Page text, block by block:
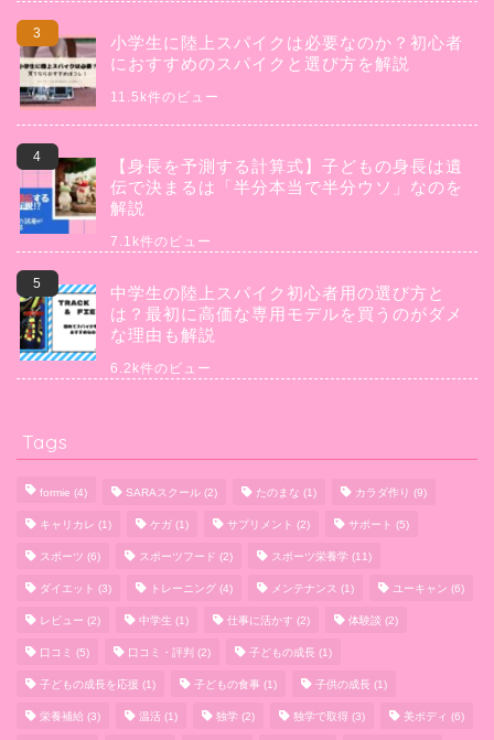
小学生に陸上スパイクは必要なのか？初心者
におすすめのスパイクと選び方を解説
11.5k件のビュー
【身長を予測する計算式】子どもの身長は遺
伝で決まるは「半分本当で半分ウソ」なのを
解説
7.1k件のビュー
中学生の陸上スパイク初心者用の選び方と
は？最初に高価な専用モデルを買うのがダメ
な理由も解説
6.2k件のビュー
Tags
formie (4) SARAスクール (2) たのまな (1) カラダ作り (9)
キャリカレ (1) ケガ (1) サプリメント (2) サポート (5)
スポーツ (6) スポーツフード (2) スポーツ栄養学 (11)
ダイエット (3) トレーニング (4) メンテナンス (1) ユーキャン (6)
レビュー (2) 中学生 (1) 仕事に活かす (2) 体験談 (2)
口コミ (5) 口コミ・評判 (2) 子どもの成長 (1)
子どもの成長を応援 (1) 子どもの食事 (1) 子供の成長 (1)
栄養補給 (3) 温活 (1) 独学 (2) 独学で取得 (3) 美ボディ (6)